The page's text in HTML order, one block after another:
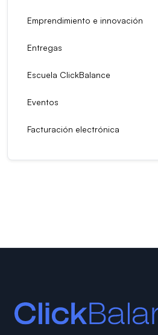
Emprendimiento e innovación
Entregas
Escuela ClickBalance
Eventos
Facturación electrónica